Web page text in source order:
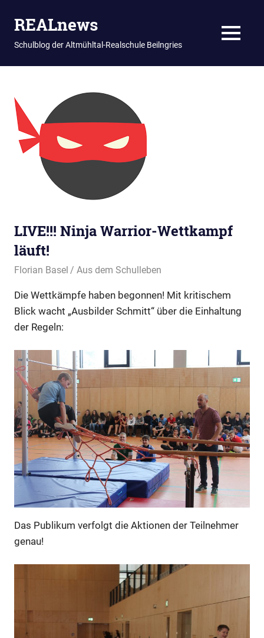
springen
REALnews
Schulblog der Altmühltal-Realschule Beilngries MENU
LIVE!!! Ninja Warrior-Wettkampf
läuft!
4. Februar 2019
Florian Basel Aus dem Schulleben
Die Wettkämpfe haben begonnen! Mit kritischem
Blick wacht „Ausbilder Schmitt“ über die Einhaltung
der Regeln:
Das Publikum verfolgt die Aktionen der Teilnehmer
genau!